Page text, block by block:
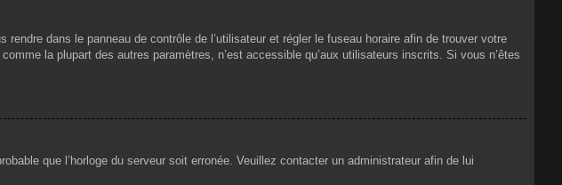
dans le panneau de contrôle de l’utilisateur et régler le fuseau horaire afin de trouver votre
la plupart des autres paramètres, n’est accessible qu’aux utilisateurs inscrits. Si vous n’êtes
que l’horloge du serveur soit erronée. Veuillez contacter un administrateur afin de lui